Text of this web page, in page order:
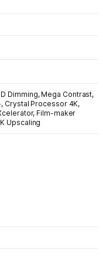
Dimming, Mega Contrast,
Crystal Processor 4K,
Film-maker
Upscaling